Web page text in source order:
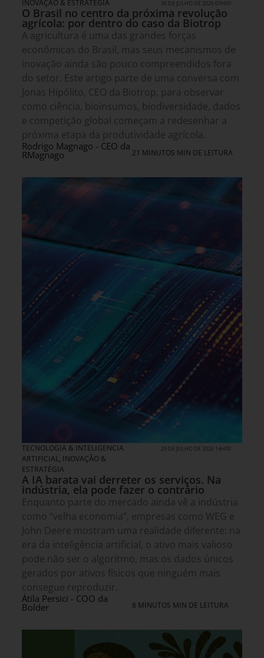
INOVAÇÃO & ESTRATÉGIA 30 DE JULHO DE 2026 07H00
O Brasil no centro da próxima revolução
agrícola: por dentro do caso da Biotrop
A agricultura é uma das grandes forças
econômicas do Brasil, mas seus mecanismos de
inovação ainda são pouco compreendidos fora
do setor. Este artigo parte de uma conversa com
Jonas Hipólito, CEO da Biotrop, para observar
como ciência, bioinsumos, biodiversidade, dados
e competição global começam a redesenhar a
próxima etapa da produtividade agrícola.
Rodrigo Magnago - CEO da
RMagnago 21 MINUTOS MIN DE LEITURA
TECNOLOGIA & INTELIGENCIA
ARTIFICIAL, INOVAÇÃO &
ESTRATÉGIA
29 DE JULHO DE 2026 14H00
A IA barata vai derreter os serviços. Na
indústria, ela pode fazer o contrário
Enquanto parte do mercado ainda vê a indústria
como “velha economia”, empresas como WEG e
John Deere mostram uma realidade diferente: na
era da inteligência artificial, o ativo mais valioso
pode não ser o algoritmo, mas os dados únicos
gerados por ativos físicos que ninguém mais
consegue reproduzir.
Átila Persici - COO da
Bolder 8 MINUTOS MIN DE LEITURA